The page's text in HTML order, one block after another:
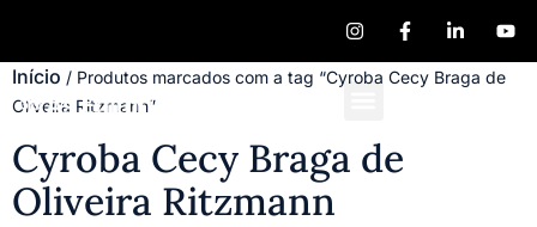
Início / Produtos marcados com a tag “Cyroba Cecy Braga de
Oliveira Ritzmann”
Cyroba Cecy Braga de
Oliveira Ritzmann